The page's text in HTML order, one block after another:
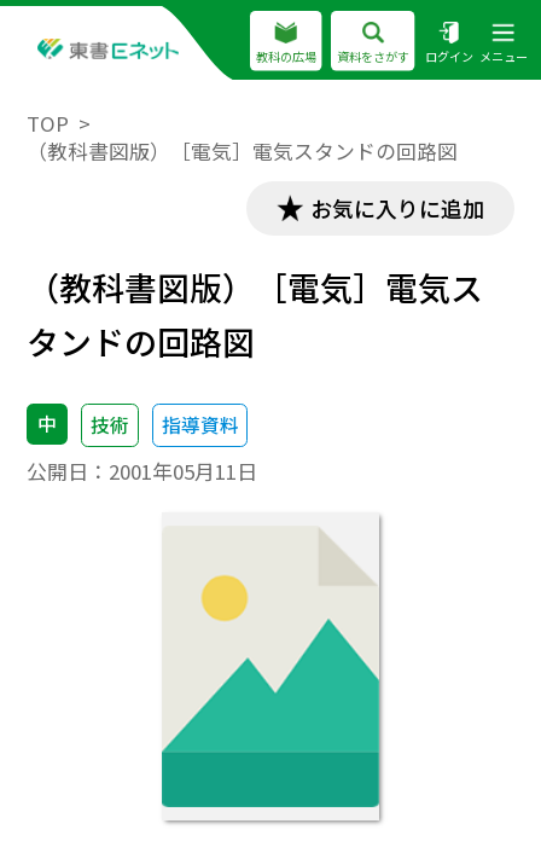
教科の広場 資料をさがす ログイン メニュー
TOP
（教科書図版）［電気］電気スタンドの回路図
お気に入りに追加
（教科書図版）［電気］電気ス
タンドの回路図
中 技術 指導資料
公開日： 2001年05月11日